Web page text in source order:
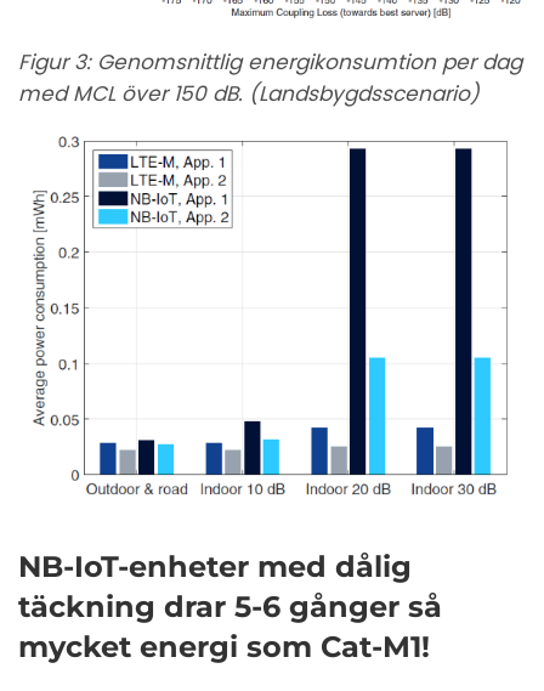
Figur 3: Genomsnittlig energikonsumtion per dag
med MCL över 150 dB. (Landsbygdsscenario)
NB-IoT-enheter med dålig
täckning drar 5-6 gånger så
mycket energi som Cat-M1!